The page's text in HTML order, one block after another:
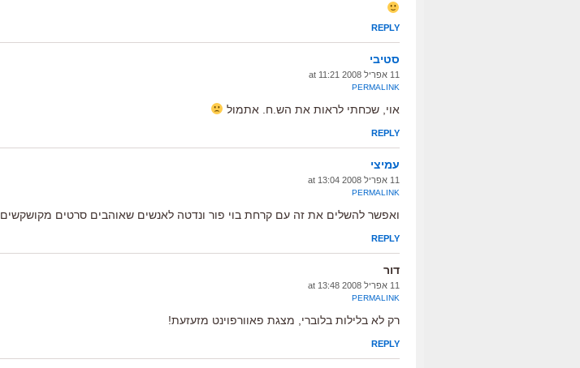
REPLY
סטיבי
11 אפריל 2008 at 11:21
PERMALINK
אוי, שכחתי לראות את הש.ח. אתמול
REPLY
עמיצי
11 אפריל 2008 at 13:04
PERMALINK
ואפשר להשלים את זה עם קרחת בוי פור ונדטה לאנשים שאוהבים סרטים מקושקשים
REPLY
דור
11 אפריל 2008 at 13:48
PERMALINK
רק לא בלילות בלוברי, מצגת פאוורפוינט מזעזעת!
REPLY